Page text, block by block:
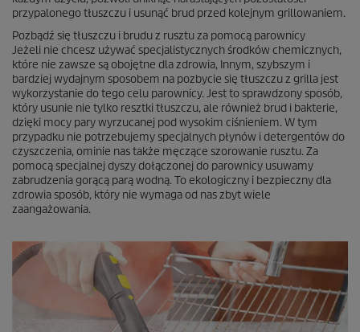
przypalonego tłuszczu i usunąć brud przed kolejnym grillowaniem.
Pozbądź się tłuszczu i brudu z rusztu za pomocą parownicy
Jeżeli nie chcesz używać specjalistycznych środków chemicznych,
które nie zawsze są obojętne dla zdrowia, Innym, szybszym i
bardziej wydajnym sposobem na pozbycie się tłuszczu z grilla jest
wykorzystanie do tego celu parownicy. Jest to sprawdzony sposób,
który usunie nie tylko resztki tłuszczu, ale również brud i bakterie,
dzięki mocy pary wyrzucanej pod wysokim ciśnieniem. W tym
przypadku nie potrzebujemy specjalnych płynów i detergentów do
czyszczenia, ominie nas także męczące szorowanie rusztu. Za
pomocą specjalnej dyszy dołączonej do parownicy usuwamy
zabrudzenia gorącą parą wodną. To ekologiczny i bezpieczny dla
zdrowia sposób, który nie wymaga od nas zbyt wiele
zaangażowania.